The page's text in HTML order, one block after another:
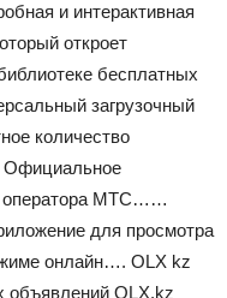
и интерактивная
откроет
бесплатных
загрузочный
количество
оператора МТС……
для просмотра
онлайн…. OLX kz
объявлений OLX.kz